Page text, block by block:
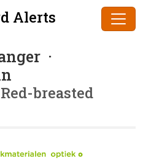
Alerts
·
breasted